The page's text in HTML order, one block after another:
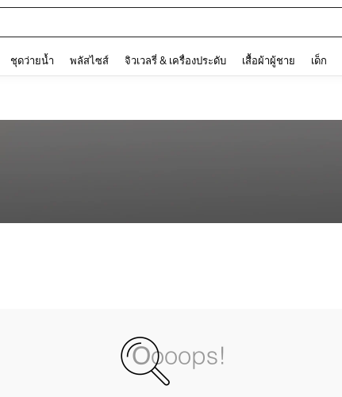
ชุดว่ายน้ำ พลัสไซส์ จิวเวลรี่ & เครื่องประดับ เสื้อผ้าผู้ชาย เด็ก